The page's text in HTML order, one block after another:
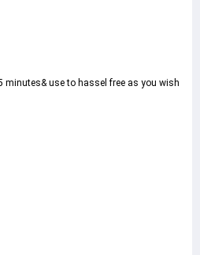
minutes& use to hassel free as you wish